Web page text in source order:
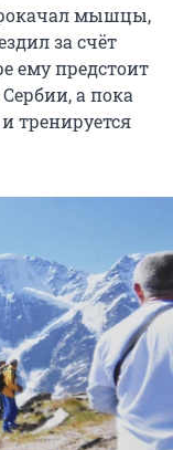
мышцы,
за счёт
ему предстоит
а пока
тренируется